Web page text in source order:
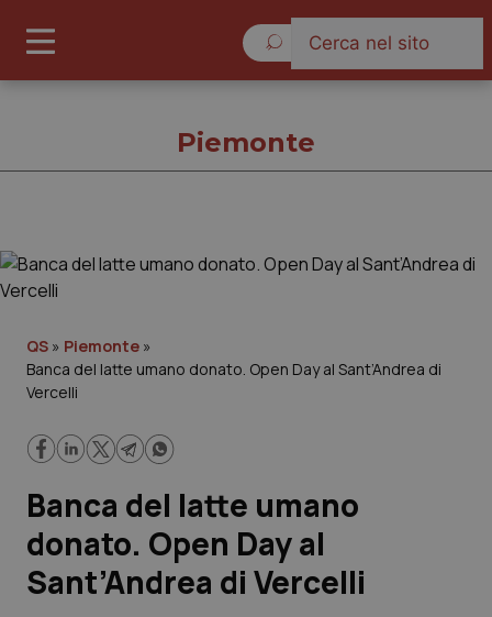
Governo e Parlamento
Regioni e Asl
Lavoro e Professioni
Scienza e Farmaci
Studi e Analisi
Piemonte
QS » Piemonte »
Banca del latte umano donato. Open Day al Sant’Andrea di
Vercelli
Banca del latte umano
donato. Open Day al
Sant’Andrea di Vercelli